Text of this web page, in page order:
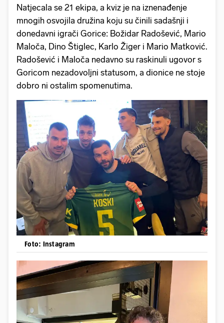
Natjecala se 21 ekipa, a kviz je na iznenađenje
mnogih osvojila družina koju su činili sadašnji i
donedavni igrači Gorice: Božidar Radošević, Mario
Maloča, Dino Štiglec, Karlo Žiger i Mario Matković.
Radošević i Maloča nedavno su raskinuli ugovor s
Goricom nezadovoljni statusom, a dionice ne stoje
dobro ni ostalim spomenutima.
Foto: Instagram